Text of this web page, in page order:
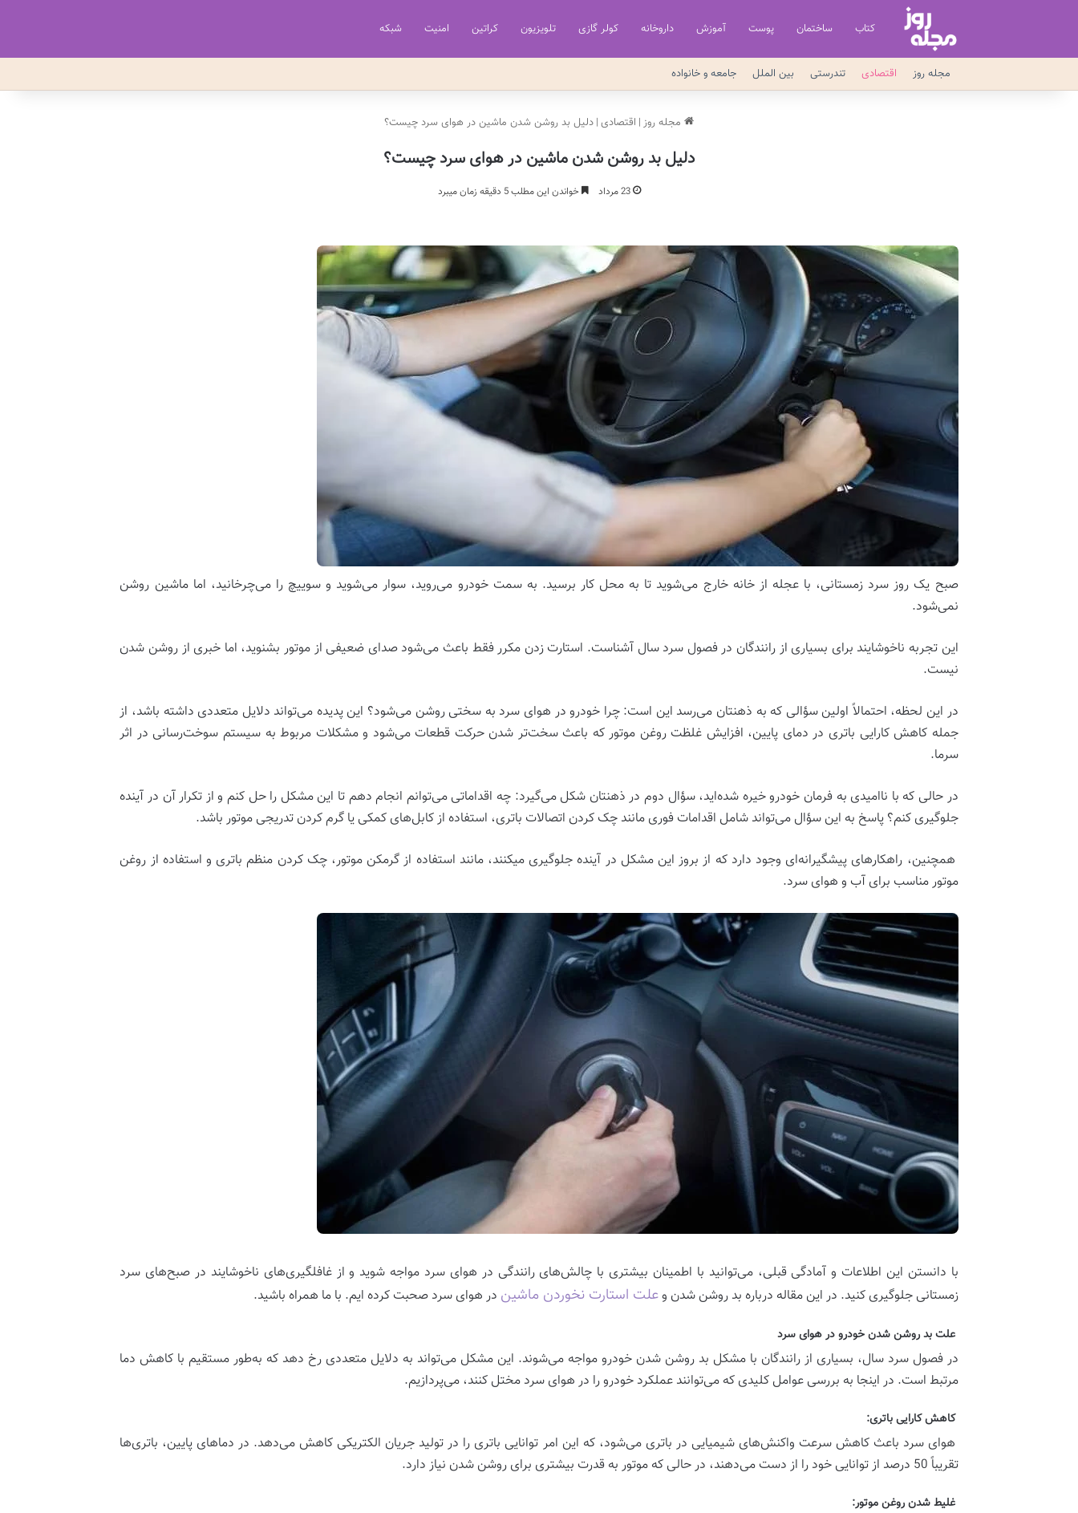
کتاب ساختمان پوست آموزش داروخانه کولر گازی تلویزیون کراتین امنیت شبکه
مجله روز اقتصادی تندرستی بین الملل جامعه و خانواده
مجله روز | اقتصادی | دلیل بد روشن شدن ماشین در هوای سرد چیست؟
دلیل بد روشن شدن ماشین در هوای سرد چیست؟
23 مرداد خواندن این مطلب 5 دقیقه زمان میبرد
صبح یک روز سرد زمستانی، با عجله از خانه خارج می‌شوید تا به محل کار برسید. به سمت خودرو می‌روید، سوار می‌شوید و سوییچ را می‌چرخانید، اما ماشین روشن
نمی‌شود.
این تجربه ناخوشایند برای بسیاری از رانندگان در فصول سرد سال آشناست. استارت زدن مکرر فقط باعث می‌شود صدای ضعیفی از موتور بشنوید، اما خبری از روشن شدن
نیست.
در این لحظه، احتمالاً اولین سؤالی که به ذهنتان می‌رسد این است: چرا خودرو در هوای سرد به سختی روشن می‌شود؟ این پدیده می‌تواند دلایل متعددی داشته باشد، از
جمله کاهش کارایی باتری در دمای پایین، افزایش غلظت روغن موتور که باعث سخت‌تر شدن حرکت قطعات می‌شود و مشکلات مربوط به سیستم سوخت‌رسانی در اثر
سرما.
در حالی که با ناامیدی به فرمان خودرو خیره شده‌اید، سؤال دوم در ذهنتان شکل می‌گیرد: چه اقداماتی می‌توانم انجام دهم تا این مشکل را حل کنم و از تکرار آن در آینده
جلوگیری کنم؟ پاسخ به این سؤال می‌تواند شامل اقدامات فوری مانند چک کردن اتصالات باتری، استفاده از کابل‌های کمکی یا گرم کردن تدریجی موتور باشد.
همچنین، راهکارهای پیشگیرانه‌ای وجود دارد که از بروز این مشکل در آینده جلوگیری میکنند، مانند استفاده از گرمکن موتور، چک کردن منظم باتری و استفاده از روغن
موتور مناسب برای آب و هوای سرد.
با دانستن این اطلاعات و آمادگی قبلی، می‌توانید با اطمینان بیشتری با چالش‌های رانندگی در هوای سرد مواجه شوید و از غافلگیری‌های ناخوشایند در صبح‌های سرد
زمستانی جلوگیری کنید. در این مقاله درباره بد روشن شدن وعلت استارت نخوردن ماشین در هوای سرد صحبت کرده ایم. با ما همراه باشید.
علت بد روشن شدن خودرو در هوای سرد
در فصول سرد سال، بسیاری از رانندگان با مشکل بد روشن شدن خودرو مواجه می‌شوند. این مشکل می‌تواند به دلایل متعددی رخ دهد که به‌طور مستقیم با کاهش دما
مرتبط است. در اینجا به بررسی عوامل کلیدی که می‌توانند عملکرد خودرو را در هوای سرد مختل کنند، می‌پردازیم.
کاهش کارایی باتری:
هوای سرد باعث کاهش سرعت واکنش‌های شیمیایی در باتری می‌شود، که این امر توانایی باتری را در تولید جریان الکتریکی کاهش می‌دهد. در دماهای پایین، باتری‌ها
تقریباً 50 درصد از توانایی خود را از دست می‌دهند، در حالی که موتور به قدرت بیشتری برای روشن شدن نیاز دارد.
غلیط شدن روغن موتور:‌